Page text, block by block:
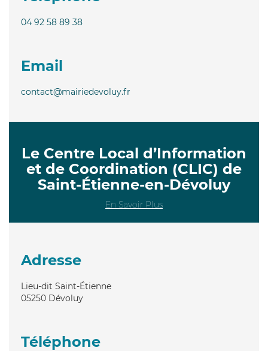
04 92 58 89 38
Email
contact@mairiedevoluy.fr
Le Centre Local d’Information
et de Coordination (CLIC) de
Saint-Étienne-en-Dévoluy
En Savoir Plus
Adresse
Lieu-dit Saint-Étienne
05250 Dévoluy
Téléphone